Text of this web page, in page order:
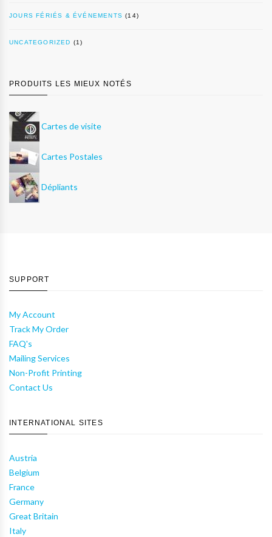
JOURS FÉRIÉS & ÉVÉNEMENTS (14)
UNCATEGORIZED (1)
PRODUITS LES MIEUX NOTÉS
Cartes de visite
Cartes Postales
Dépliants
SUPPORT
My Account
Track My Order
FAQ's
Mailing Services
Non-Profit Printing
Contact Us
INTERNATIONAL SITES
Austria
Belgium
France
Germany
Great Britain
Italy